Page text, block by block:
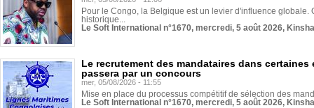
Pour le Congo, la Belgique est un levier d'influence globale.
historique...
Le Soft International n°1670, mercredi, 5 août 2026,
Le recrutement des mandataires dans
passera par un concours
mer, 05/08/2026 - 11:55
Mise en place du processus compétitif de sélection des
Le Soft International n°1670, mercredi, 5 août 2026,